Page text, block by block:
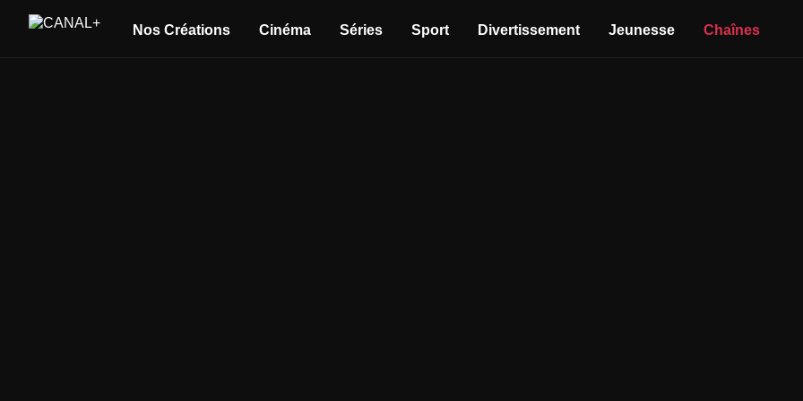
Nos Créations Cinéma Séries Sport Divertissement Jeunesse Chaînes